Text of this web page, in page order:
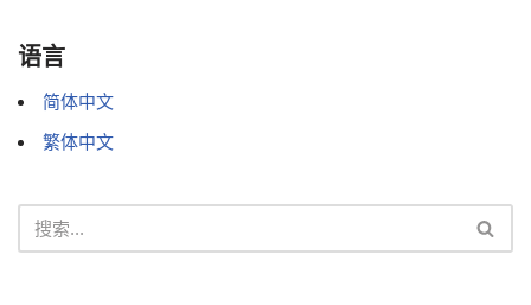
语言
简体中文
繁体中文